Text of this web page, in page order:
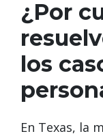
¿Por
los
En Texas, la